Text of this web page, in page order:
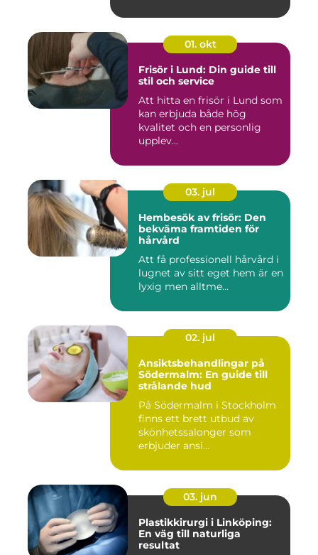
01. okt
Frisör i Lund: Din guide till
stil och service
Att hitta en frisör i Lund som
kan erbjuda både hög
kvalitet och en personlig
upplev...
03. jul
Hembesök av frisör: Den
bekväma framtiden för
hårvård
Att få professionell hårvård i
lugnet av sitt eget hem är en
lyxig men alltme...
02. jul
Ansiktsbehandlingar på
Södermalm: En guide till
strålande hud
På Södermalm i Stockholm
finns ett brett utbud av
skönhetssalonger som
erbjuder ansi...
03. jun
Plastikkirurgi i Linköping:
En väg till naturliga
resultat